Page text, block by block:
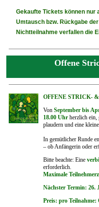
Gekaufte Tickets können nur
Umtausch bzw. Rückgabe
Nichtteilnahme verfallen die
Offene
OFFENE STRICK-
Von September bis
18.00 Uhrherzlich ein,
plaudern und eine
In gemütlicher Runde
– ob Anfängerin oder
Bitte beachte: Eine
erforderlich.
Maximale
Nächster Termin: 26.
Preis: pro Teilnahme: